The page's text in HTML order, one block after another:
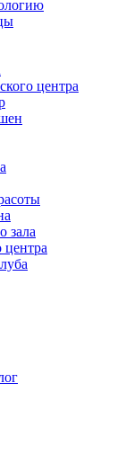
центра
зала
центра